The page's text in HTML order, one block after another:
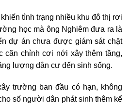
tình trạng nhiều khu đô thị rơi
học mà ông Nghiêm đưa ra là
dự án chưa được giám sát chặt
căn chỉnh cơi nới xây thêm tầng,
lượng dân cư đến sinh sống.
trường ban đầu có hạn, không
số người dân phát sinh thêm kể